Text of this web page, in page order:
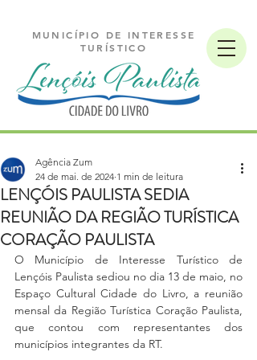
MUNICÍPIO DE INTERESSE
TURÍSTICO
LENÇÓIS PAULISTA SEDIA
REUNIÃO DA REGIÃO TURÍSTICA
CORAÇÃO PAULISTA
Agência Zum
24 de mai. de 2024 1 min de leitura
O Município de Interesse Turístico de
Lençóis Paulista sediou no dia 13 de maio, no
Espaço Cultural Cidade do Livro, a reunião
mensal da Região Turística Coração Paulista,
que contou com representantes dos
municípios integrantes da RT.